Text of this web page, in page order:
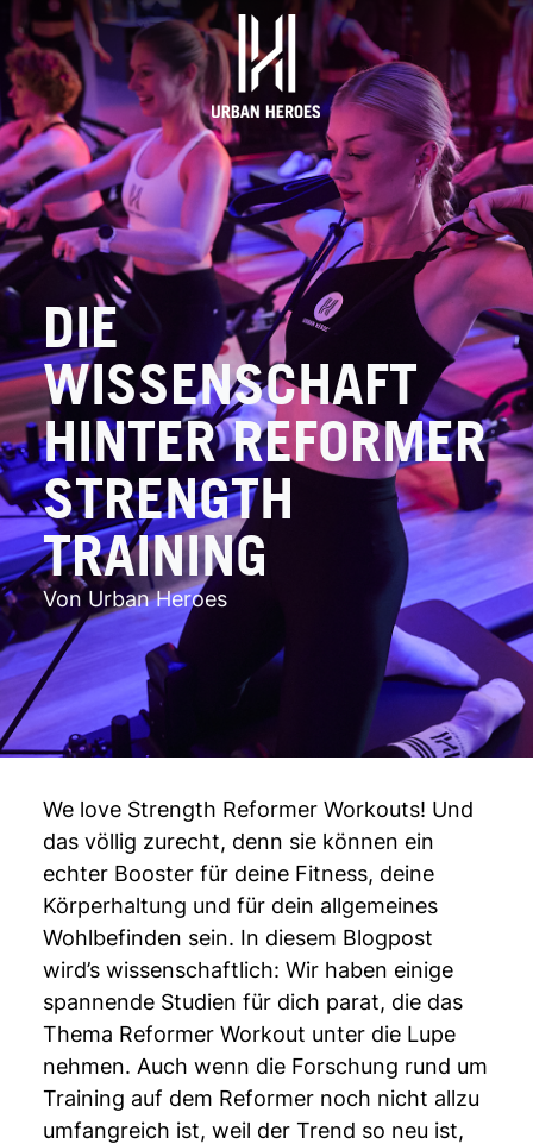
Skip to content
DIE
WISSENSCHAFT
HINTER REFORMER
STRENGTH
TRAINING
Von Urban Heroes
We love Strength Reformer Workouts! Und
das völlig zurecht, denn sie können ein
echter Booster für deine Fitness, deine
Körperhaltung und für dein allgemeines
Wohlbefinden sein. In diesem Blogpost
wird’s wissenschaftlich: Wir haben einige
spannende Studien für dich parat, die das
Thema Reformer Workout unter die Lupe
nehmen. Auch wenn die Forschung rund um
Training auf dem Reformer noch nicht allzu
umfangreich ist, weil der Trend so neu ist,